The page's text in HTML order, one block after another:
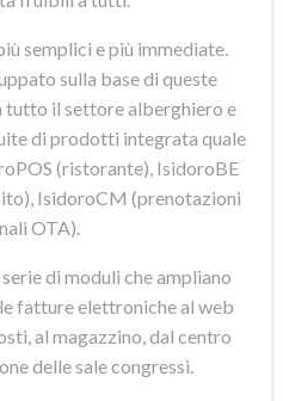
semplici e più immediate.
sulla base di queste
il settore alberghiero e
di prodotti integrata quale
(ristorante), IsidoroBE
IsidoroCM (prenotazioni
OTA).
di moduli che ampliano
fatture elettroniche al web
al magazzino, dal centro
delle sale congressi.